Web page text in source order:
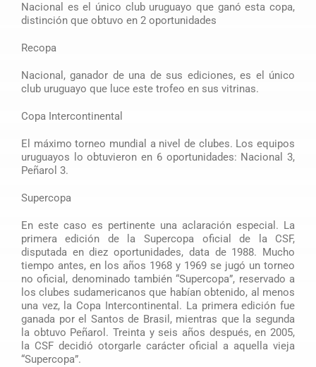
Nacional es el único club uruguayo que ganó esta copa,
distinción que obtuvo en 2 oportunidades
Recopa
Nacional, ganador de una de sus ediciones, es el único
club uruguayo que luce este trofeo en sus vitrinas.
Copa Intercontinental
El máximo torneo mundial a nivel de clubes. Los equipos
uruguayos lo obtuvieron en 6 oportunidades: Nacional 3,
Peñarol 3.
Supercopa
En este caso es pertinente una aclaración especial. La
primera edición de la Supercopa oficial de la CSF,
disputada en diez oportunidades, data de 1988. Mucho
tiempo antes, en los años 1968 y 1969 se jugó un torneo
no oficial, denominado también “Supercopa”, reservado a
los clubes sudamericanos que habían obtenido, al menos
una vez, la Copa Intercontinental. La primera edición fue
ganada por el Santos de Brasil, mientras que la segunda
la obtuvo Peñarol. Treinta y seis años después, en 2005,
la CSF decidió otorgarle carácter oficial a aquella vieja
“Supercopa”.